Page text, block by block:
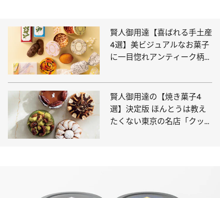
賢人御用達【喜ばれる手土産
4選】美ビジュアルなお菓子
に一目惚れアンティーク柄、
賢人御用達の【焼き菓子4
選】決定版 ほんとうは教え
たくない東京の名店「クッキ